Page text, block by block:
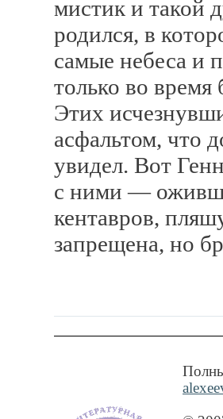
мистик и такой
родился, в
самые небеса и
только во
Этих
асфальтом, что
увидел. Вот
с ними —
кентавров,
запрещена, но